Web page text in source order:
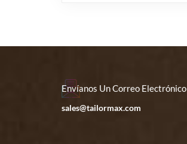
Envíanos Un Correo Electrónico
sales@tailormax.com